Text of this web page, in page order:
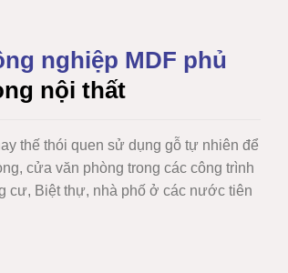
nghiệp MDF phủ
nội thất
thế thói quen sử dụng gỗ tự nhiên để
cửa văn phòng trong các công trình
cư, Biệt thự, nhà phố ở các nước tiên
số lượng